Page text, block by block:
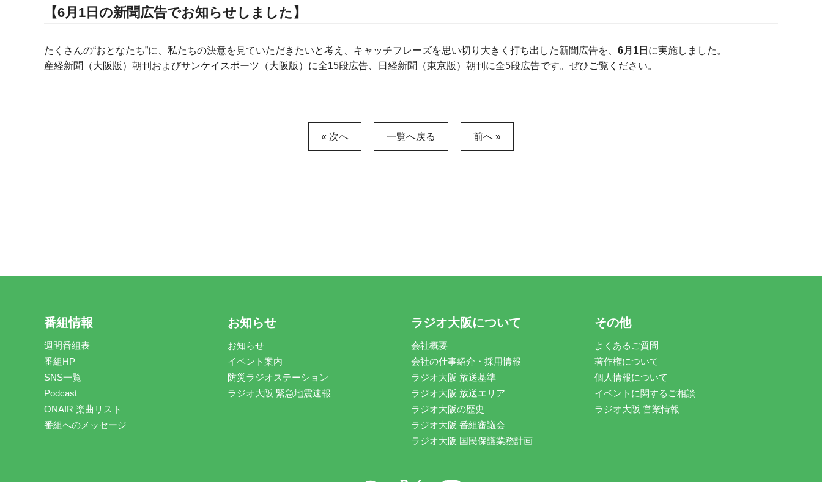
【6月1日の新聞広告でお知らせしました】
たくさんの“おとなたち”に、私たちの決意を見ていただきたいと考え、キャッチフレーズを思い切り大きく打ち出した新聞広告を、 6月1日 に実施しました。
産経新聞（大阪版）朝刊およびサンケイスポーツ（大阪版）に全15段広告、日経新聞（東京版）朝刊に全5段広告です。ぜひご覧ください。
« 次へ 一覧へ戻る 前へ »
番組情報
週間番組表
番組HP
SNS一覧
Podcast
ONAIR 楽曲リスト
番組へのメッセージ
お知らせ
お知らせ
イベント案内
防災ラジオステーション
ラジオ大阪 緊急地震速報
ラジオ大阪について
会社概要
会社の仕事紹介・採用情報
ラジオ大阪 放送基準
ラジオ大阪 放送エリア
ラジオ大阪の歴史
ラジオ大阪 番組審議会
ラジオ大阪 国民保護業務計画
その他
よくあるご質問
著作権について
個人情報について
イベントに関するご相談
ラジオ大阪 営業情報